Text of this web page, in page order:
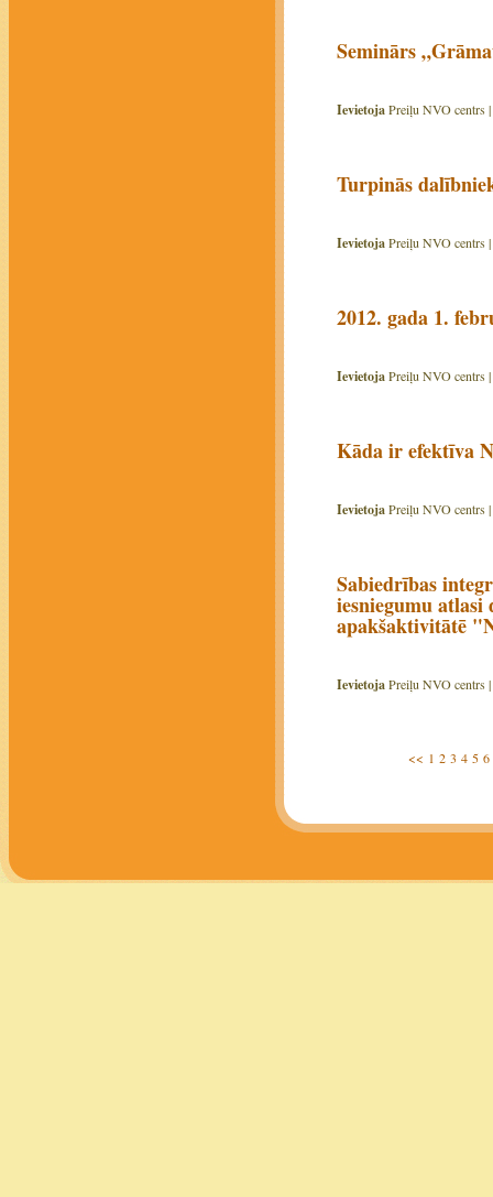
Seminārs
IevietojaPreiļu NVO centrs |
Turpinās
IevietojaPreiļu NVO centrs |
2012. gada 1.
IevietojaPreiļu NVO centrs |
Kāda ir efektīva
IevietojaPreiļu NVO centrs |
Sabiedrības
iesniegumu
apakšaktivitātē
IevietojaPreiļu NVO centrs |
<< 1 2 3 4 5 6